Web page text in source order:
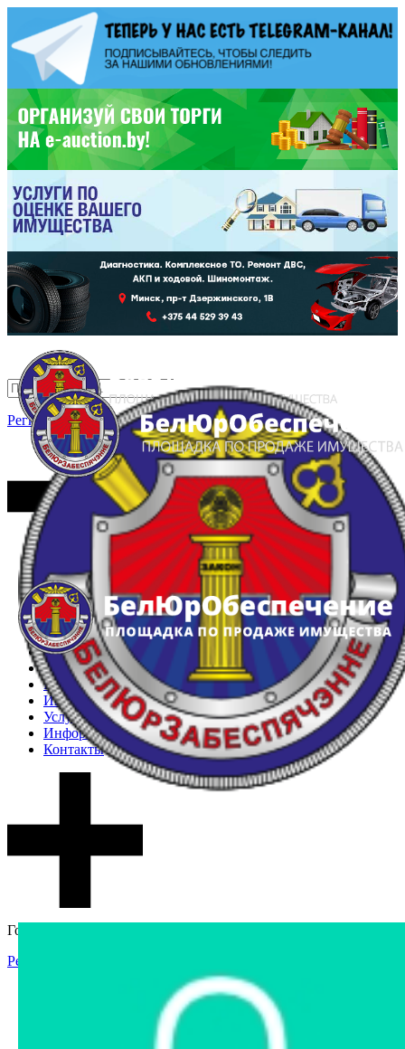
Регистрация Вход
Главная
Арестованное имущество
Реестр несостоявшихся торгов
Реестр переоценок
Частное имущество
Государственное имущество
Интернет-магазин
Интернет-витрина
Услуги
Информация
Контакты
Гостевой доступ
Регистрация
Интернет-магазин
Интернет-витрина